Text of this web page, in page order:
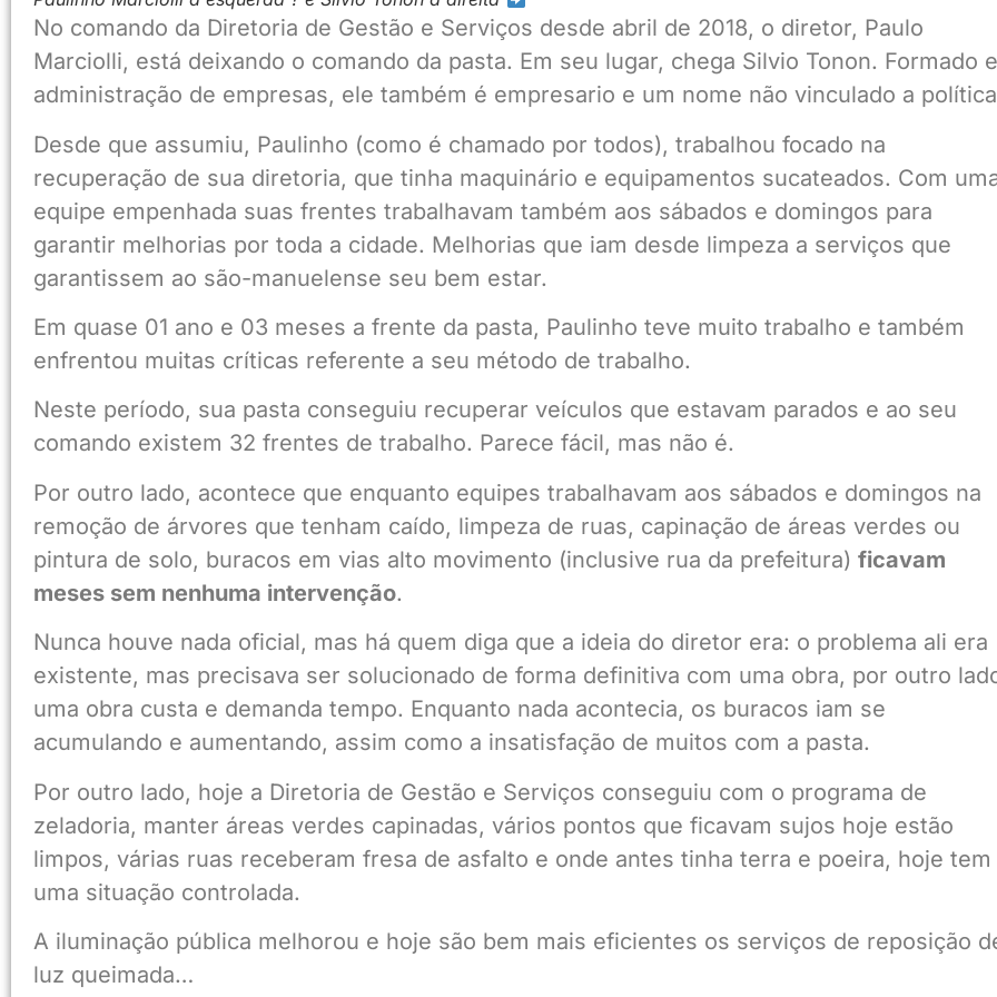
No comando da Diretoria de Gestão e Serviços desde abril de 2018, o diretor, Paulo
Marciolli, está deixando o comando da pasta. Em seu lugar, chega Silvio Tonon. Formado
administração de empresas, ele também é empresario e um nome não vinculado a
Desde que assumiu, Paulinho (como é chamado por todos), trabalhou focado na
recuperação de sua diretoria, que tinha maquinário e equipamentos sucateados. Com
equipe empenhada suas frentes trabalhavam também aos sábados e domingos para
garantir melhorias por toda a cidade. Melhorias que iam desde limpeza a serviços que
garantissem ao são-manuelense seu bem estar.
Em quase 01 ano e 03 meses a frente da pasta, Paulinho teve muito trabalho e também
enfrentou muitas críticas referente a seu método de trabalho.
Neste período, sua pasta conseguiu recuperar veículos que estavam parados e ao seu
comando existem 32 frentes de trabalho. Parece fácil, mas não é.
Por outro lado, acontece que enquanto equipes trabalhavam aos sábados e domingos na
remoção de árvores que tenham caído, limpeza de ruas, capinação de áreas verdes ou
pintura de solo, buracos em vias alto movimento (inclusive rua da prefeitura) ficavam
meses sem nenhuma intervenção.
Nunca houve nada oficial, mas há quem diga que a ideia do diretor era: o problema ali era
existente, mas precisava ser solucionado de forma definitiva com uma obra, por outro
uma obra custa e demanda tempo. Enquanto nada acontecia, os buracos iam se
acumulando e aumentando, assim como a insatisfação de muitos com a pasta.
Por outro lado, hoje a Diretoria de Gestão e Serviços conseguiu com o programa de
zeladoria, manter áreas verdes capinadas, vários pontos que ficavam sujos hoje estão
limpos, várias ruas receberam fresa de asfalto e onde antes tinha terra e poeira, hoje tem
uma situação controlada.
A iluminação pública melhorou e hoje são bem mais eficientes os serviços de reposição
luz queimada…